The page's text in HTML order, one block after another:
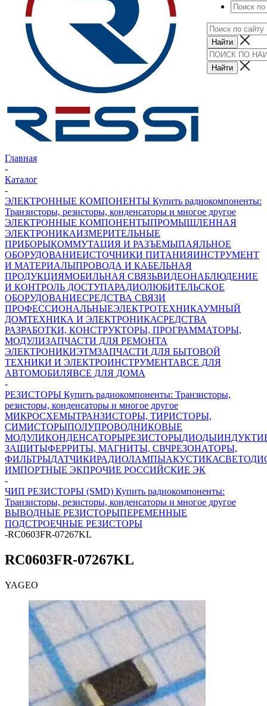
Главная
-
Каталог
-
ЭЛЕКТРОННЫЕ КОМПОНЕНТЫ Купить радиокомпоненты:
Транзисторы, резисторы, конденсаторы и многое другое
ЭЛЕКТРОННЫЕ КОМПОНЕНТЫПРОМЫШЛЕННАЯ
ЭЛЕКТРОНИКАИЗМЕРИТЕЛЬНЫЕ
ПРИБОРЫКОММУТАЦИЯ И РАЗЪЕМЫПАЯЛЬНОЕ
ОБОРУДОВАНИЕИСТОЧНИКИ ПИТАНИЯИНСТРУМЕНТ
И МАТЕРИАЛЫПРОВОДА И КАБЕЛЬНАЯ
ПРОДУКЦИЯМОБИЛЬНАЯ СВЯЗЬВИДЕОНАБЛЮДЕНИЕ
И КОНТРОЛЬ ДОСТУПАРАДИОЛЮБИТЕЛЬСКОЕ
ОБОРУДОВАНИЕСРЕДСТВА СВЯЗИ
ПРОФЕССИОНАЛЬНЫЕЭЛЕКТРОТЕХНИКАУМНЫЙ
ДОМТЕХНИКА И ЭЛЕКТРОНИКАСРЕДСТВА
РАЗРАБОТКИ, КОНСТРУКТОРЫ, ПРОГРАММАТОРЫ,
МОДУЛИЗАПЧАСТИ ДЛЯ РЕМОНТА
ЭЛЕКТРОНИКИЭТМЗАПЧАСТИ ДЛЯ БЫТОВОЙ
ТЕХНИКИ И ЭЛЕКТРОИНСТРУМЕНТАВСЕ ДЛЯ
АВТОМОБИЛЯВСЕ ДЛЯ ДОМА
-
РЕЗИСТОРЫ Купить радиокомпоненты: Транзисторы,
резисторы, конденсаторы и многое другое
МИКРОСХЕМЫТРАНЗИСТОРЫ, ТИРИСТОРЫ,
СИМИСТОРЫПОЛУПРОВОДНИКОВЫЕ
МОДУЛИКОНДЕНСАТОРЫРЕЗИСТОРЫДИОДЫ
ЗАЩИТЫФЕРРИТЫ, МАГНИТЫ, СВЧРЕЗОНАТОРЫ,
ФИЛЬТРЫДАТЧИКИРАДИОЛАМПЫАКУСТИКА
ИМПОРТНЫЕ ЭКПРОЧИЕ РОССИЙСКИЕ ЭК
-
ЧИП РЕЗИСТОРЫ (SMD) Купить радиокомпоненты:
Транзисторы, резисторы, конденсаторы и многое другое
ВЫВОДНЫЕ РЕЗИСТОРЫПЕРЕМЕННЫЕ
ПОДСТРОЕЧНЫЕ РЕЗИСТОРЫ
-RC0603FR-07267KL
RC0603FR-07267KL
YAGEO